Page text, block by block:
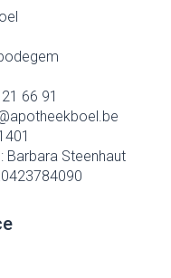
66 91
apotheekboel.be
Barbara Steenhaut